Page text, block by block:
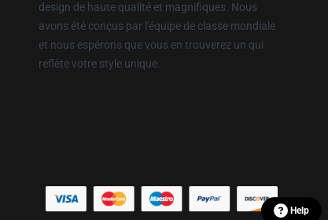
design de haute qualité et magnifiques. Nous
avons été conçus par l'équipe de classe mondiale
et nous espérons que vous en trouverez un qui
reflète votre style unique.
Help